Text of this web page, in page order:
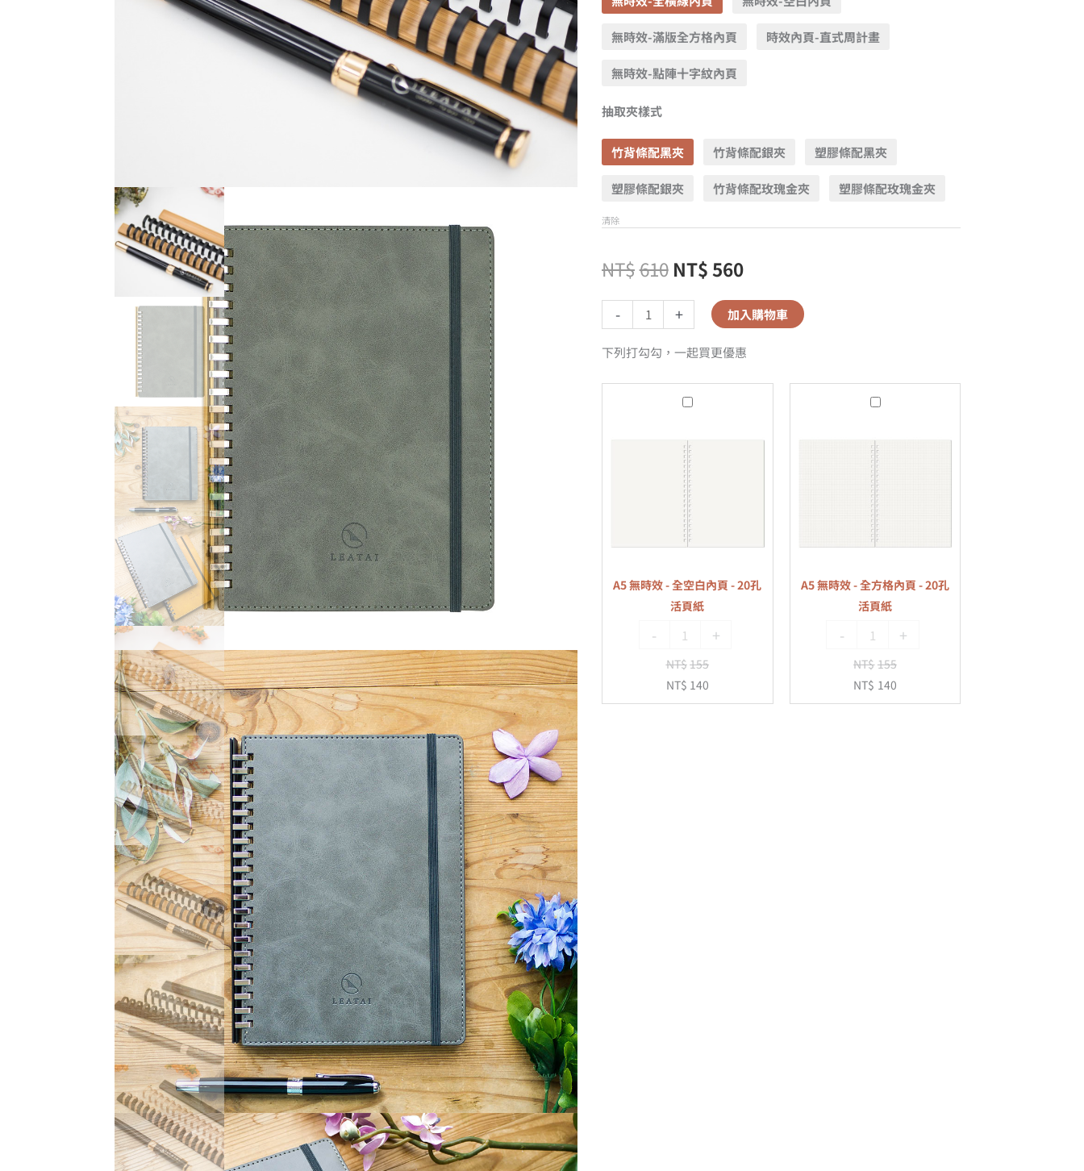
無時效-滿版全方格內頁 時效內頁-直式周計畫
無時效-點陣十字紋內頁
抽取夾樣式
竹背條配黑夾 竹背條配銀夾 塑膠條配黑夾
塑膠條配銀夾 竹背條配玫瑰金夾 塑膠條配玫瑰金夾
清除
NT$610 NT$ 560
- + 加入購物車
下列打勾勾，一起買更優惠
A5
時
效
-
全
空
白
頁
-
20
活
頁
A5 無時效 - 全空白內頁 - 20孔
活頁紙
- +
NT$155
NT$ 140
A5
時
效
-
全
方
格
頁
-
20
活
頁
A5 無時效 - 全方格內頁 - 20孔
活頁紙
- +
NT$155
NT$ 140